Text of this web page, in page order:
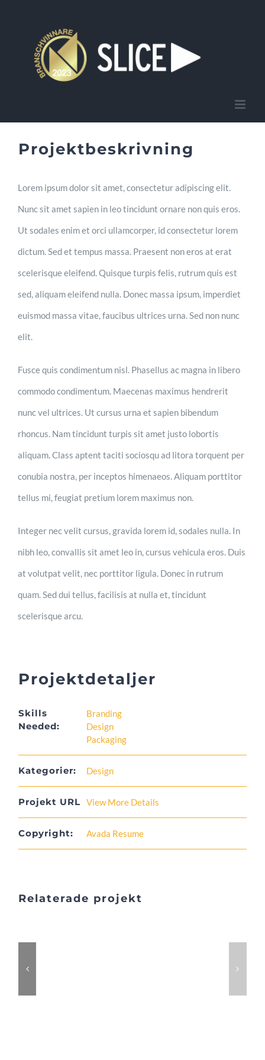
innehållet
Projektbeskrivning
Lorem ipsum dolor sit amet, consectetur adipiscing elit.
Nunc sit amet sapien in leo tincidunt ornare non quis eros.
Ut sodales enim et orci ullamcorper, id consectetur lorem
dictum. Sed et tempus massa. Praesent non eros at erat
scelerisque eleifend. Quisque turpis felis, rutrum quis est
sed, aliquam eleifend nulla. Donec massa ipsum, imperdiet
euismod massa vitae, faucibus ultrices urna. Sed non nunc
elit.
Fusce quis condimentum nisl. Phasellus ac magna in libero
commodo condimentum. Maecenas maximus hendrerit
nunc vel ultrices. Ut cursus urna et sapien bibendum
rhoncus. Nam tincidunt turpis sit amet justo lobortis
aliquam. Class aptent taciti sociosqu ad litora torquent per
conubia nostra, per inceptos himenaeos. Aliquam porttitor
tellus mi, feugiat pretium lorem maximus non.
Integer nec velit cursus, gravida lorem id, sodales nulla. In
nibh leo, convallis sit amet leo in, cursus vehicula eros. Duis
at volutpat velit, nec porttitor ligula. Donec in rutrum
quam. Sed dui tellus, facilisis at nulla et, tincidunt
scelerisque arcu.
Projektdetaljer
Skills
Needed:
Branding
Design
Packaging
Kategorier: Design
Projekt URL View More Details
Copyright: Avada Resume
Relaterade projekt